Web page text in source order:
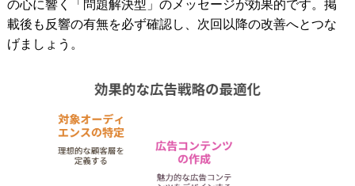
の心に響く「問題解決型」のメッセージが効果的です。掲
載後も反響の有無を必ず確認し、次回以降の改善へとつな
げましょう。